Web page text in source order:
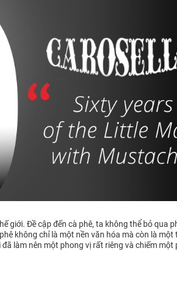
giới. Đề cập đến cà phê, ta không thể bỏ qua
không chỉ là một nền văn hóa mà còn là
làm nên một phong vị rất riêng và chiếm một